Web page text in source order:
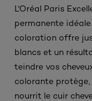
L'Oréal Paris
permanente
coloration offre
blancs et un
teindre vos
colorante
nourrit le cuir